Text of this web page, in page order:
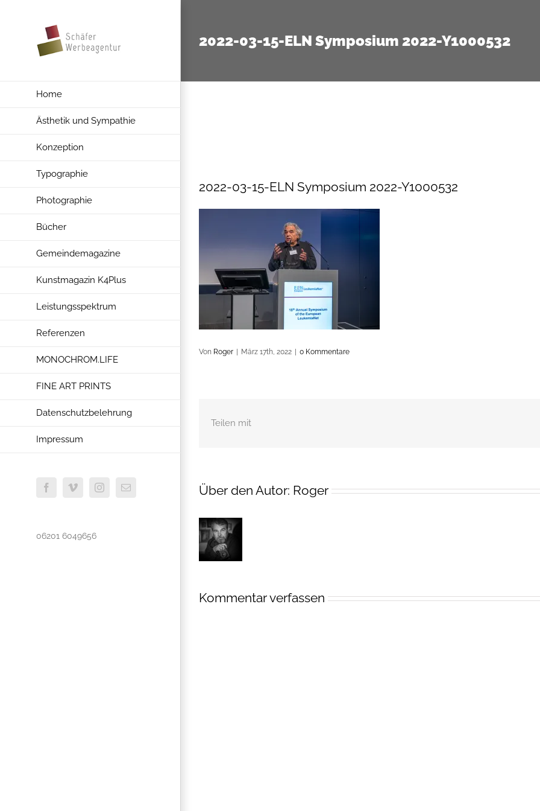
Home
Ästhetik und Sympathie
Konzeption
Typographie
Photographie
Bücher
Gemeindemagazine
Kunstmagazin K4Plus
Leistungsspektrum
Referenzen
MONOCHROM.LIFE
FINE ART PRINTS
Datenschutzbelehrung
Impressum
FacebookVimeoInstagram
E-
06201 6049656
2022-03-15-ELN Symposium 2022-Y1000532
2022-03-15-ELN Symposium 2022-Y1000532
Von Roger März 17th, 2022 0 Kommentare
Teilen mit
Über den Autor: Roger
Kommentar verfassen